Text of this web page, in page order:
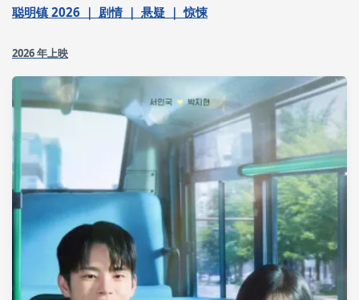
聪明镇 2026 ｜ 剧情 ｜ 悬疑 ｜ 惊悚
2026 年上映